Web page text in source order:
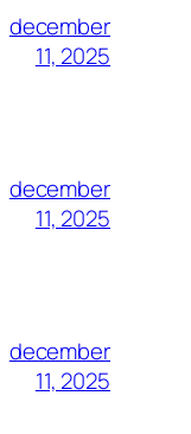
december
11, 2025
december
11, 2025
december
11, 2025